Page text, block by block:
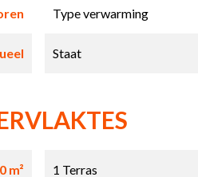
Type verwarming
Staat
m² 1 Terras